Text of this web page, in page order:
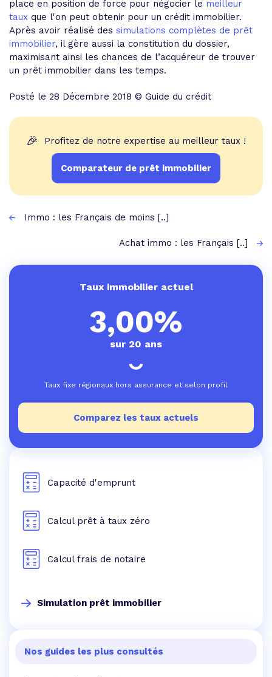
place en position de force pour négocier le meilleur
taux que l'on peut obtenir pour un crédit immobilier.
Après avoir réalisé des simulations complètes de prêt
immobilier, il gère aussi la constitution du dossier,
maximisant ainsi les chances de l’acquéreur de trouver
un prêt immobilier dans les temps.
Posté le 28 Décembre 2018 © Guide du crédit
🎉 Profitez de notre expertise au meilleur taux !
Comparateur de prêt immobilier
Immo : les Français de moins [..]
Achat immo : les Français [..]
Taux immobilier actuel
3,00%
sur 20 ans
Taux fixe régionaux hors assurance et selon profil
Comparez les taux actuels
Capacité d'emprunt
Calcul prêt à taux zéro
Calcul frais de notaire
Simulation prêt immobilier
Nos guides les plus consultés